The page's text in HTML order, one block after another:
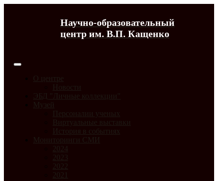
Научно-образовательный
центр им. В.П. Кащенко
О центре
Новости
ЭБД "Личные коллекции"
Музей
Персоналии ученых
Виртуальные выставки
История в событиях
Мониторинги СМИ
2024
2023
2022
2021